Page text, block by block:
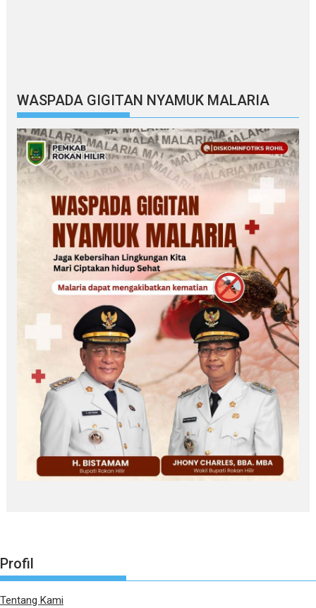
WASPADA GIGITAN NYAMUK MALARIA
Profil
Tentang Kami